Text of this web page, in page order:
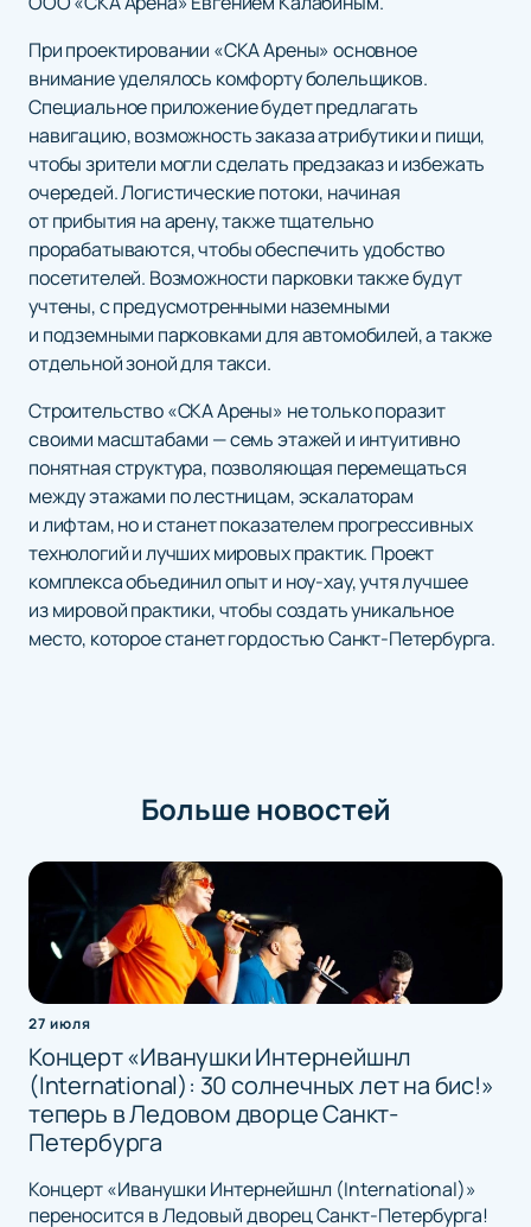
При проектировании «СКА Арены» основное
внимание уделялось комфорту болельщиков.
Специальное приложение будет предлагать
навигацию, возможность заказа атрибутики и пищи,
чтобы зрители могли сделать предзаказ и избежать
очередей. Логистические потоки, начиная
от прибытия на арену, также тщательно
прорабатываются, чтобы обеспечить удобство
посетителей. Возможности парковки также будут
учтены, с предусмотренными наземными
и подземными парковками для автомобилей, а также
отдельной зоной для такси.
Строительство «СКА Арены» не только поразит
своими масштабами — семь этажей и интуитивно
понятная структура, позволяющая перемещаться
между этажами по лестницам, эскалаторам
и лифтам, но и станет показателем прогрессивных
технологий и лучших мировых практик. Проект
комплекса объединил опыт и ноу-хау, учтя лучшее
из мировой практики, чтобы создать уникальное
место, которое станет гордостью Санкт-Петербурга.
Больше новостей
27 июля
Концерт «Иванушки Интернейшнл
(International): 30 солнечных лет на бис!»
теперь в Ледовом дворце Санкт-
Петербурга
Концерт «Иванушки Интернейшнл (International)»
переносится в Ледовый дворец Санкт-Петербурга!